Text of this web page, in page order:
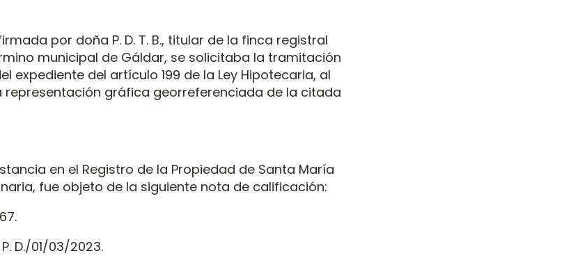
por doña P. D. T. B., titular de la finca registral
municipal de Gáldar, se solicitaba la tramitación
expediente del artículo 199 de la Ley Hipotecaria, al
representación gráfica georreferenciada de la citada
en el Registro de la Propiedad de Santa María
fue objeto de la siguiente nota de calificación:
D./01/03/2023.